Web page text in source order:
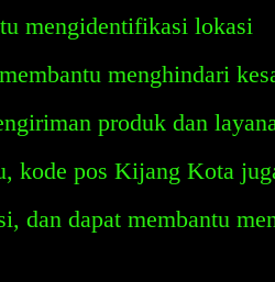
mengidentifikasi lokasi
menghindari
produk dan
kode pos Kijang Kota
dan dapat membantu